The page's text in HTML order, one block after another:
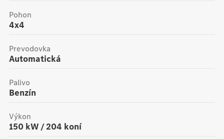
4x4
Pohon
Automatická
Prevodovka
Benzín
Palivo
150 kW /204 koní
Výkon